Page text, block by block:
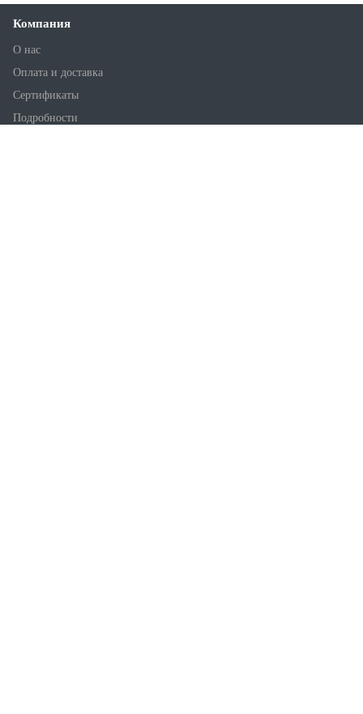
Компания
О нас
Оплата и доставка
Сертификаты
Подробности